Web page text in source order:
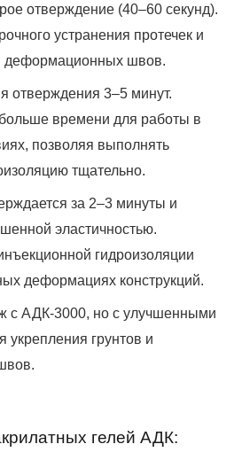
отверждение (40–60 секунд).
устранения протечек и
деформационных швов.
отверждения 3–5 минут.
времени для работы в
позволяя выполнять
тщательно.
за 2–3 минуты и
эластичностью.
гидроизоляции
деформациях конструкций.
с АДК-3000, но с улучшенными
укрепления грунтов и
гелей АДК: